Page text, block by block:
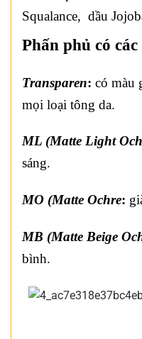
Squalance, dầu
Phấn phủ có
Transparen: có màu
mọi loại tông da.
ML (Matte Light
sáng.
MO (Matte Ochre:
MB (Matte Beige
bình.